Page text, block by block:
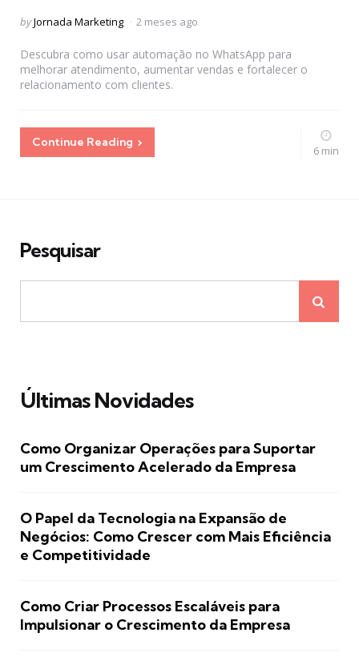
Posted
byJornada Marketing 2 meses ago
Descubra como usar automação no WhatsApp para
melhorar atendimento, aumentar vendas e fortalecer o
relacionamento com clientes.
Continue Reading
6 min
Pesquisar
Últimas Novidades
Como Organizar Operações para Suportar
um Crescimento Acelerado da Empresa
O Papel da Tecnologia na Expansão de
Negócios: Como Crescer com Mais Eficiência
e Competitividade
Como Criar Processos Escaláveis para
Impulsionar o Crescimento da Empresa